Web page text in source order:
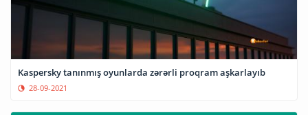
Kaspersky tanınmış oyunlarda zərərli proqram aşkarlayıb
28-09-2021